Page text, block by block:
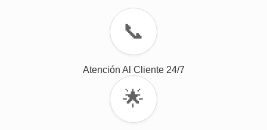
📞
Atención Al Cliente 24/7
🌟